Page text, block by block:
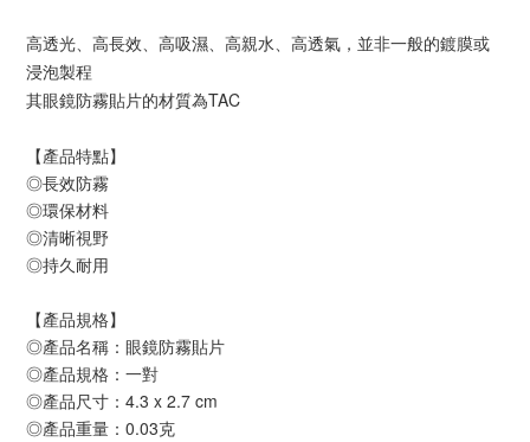
高透光、高長效、高吸濕、高親水、高透氣，並非一般的鍍膜或
浸泡製程
其眼鏡防霧貼片的材質為TAC
【產品特點】
◎長效防霧
◎環保材料
◎清晰視野
◎持久耐用
【產品規格】
◎產品名稱：眼鏡防霧貼片
◎產品規格：一對
◎產品尺寸：4.3 x 2.7 cm
◎產品重量：0.03克